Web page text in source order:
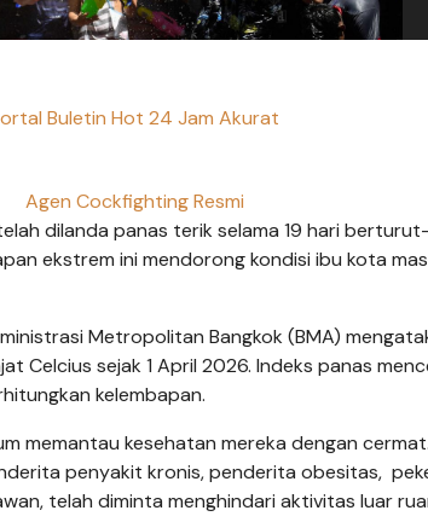
Buletin Hot 24 Jam Akurat
Agen Cockfighting Resmi
dilanda panas terik selama 19 hari
ekstrem ini mendorong kondisi ibu kota
Metropolitan Bangkok (BMA)
Celcius sejak 1 April 2026. Indeks panas
kelembapan.
memantau kesehatan mereka dengan
penyakit kronis, penderita obesitas,
telah diminta menghindari aktivitas luar